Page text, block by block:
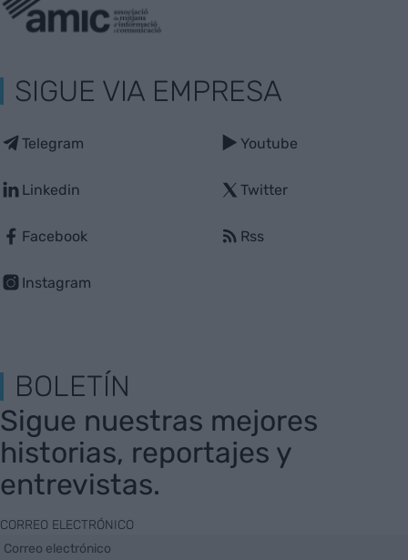
SIGUE VIA EMPRESA
Telegram
Linkedin
Facebook
Instagram
Youtube
Twitter
Rss
BOLETÍN
Sigue nuestras mejores
historias, reportajes y
entrevistas.
CORREO ELECTRÓNICO